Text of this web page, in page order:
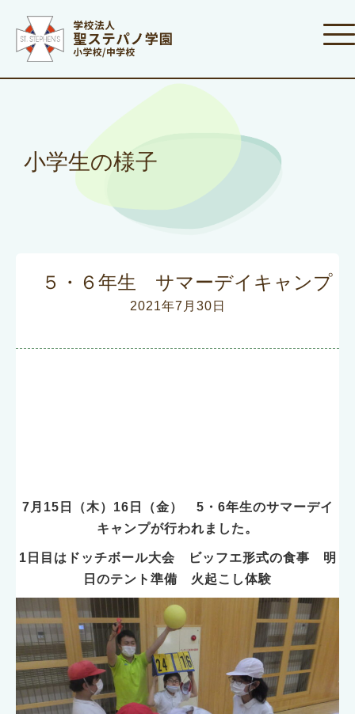
小学生の様子
５・６年生 サマーデイキャンプ
2021年7月30日
7月15日（木）16日（金） 5・6年生のサマーデイ
キャンプが行われました。
1日目はドッチボール大会 ビッフエ形式の食事 明
日のテント準備 火起こし体験